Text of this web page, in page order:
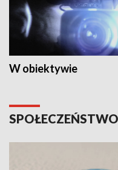
W obiektywie
SPOŁECZEŃSTWO